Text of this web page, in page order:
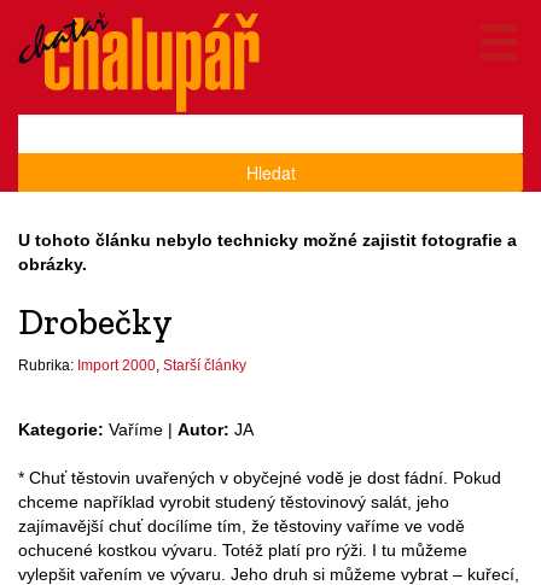
Hledat
U tohoto článku nebylo technicky možné zajistit fotografie a
obrázky.
Drobečky
Rubrika: Import 2000 Starší články
Kategorie: Vaříme | Autor: JA
* Chuť těstovin uvařených v obyčejné vodě je dost fádní. Pokud
chceme například vyrobit studený těstovinový salát, jeho
zajímavější chuť docílíme tím, že těstoviny vaříme ve vodě
ochucené kostkou vývaru. Totéž platí pro rýži. I tu můžeme
vylepšit vařením ve vývaru. Jeho druh si můžeme vybrat – kuřecí,